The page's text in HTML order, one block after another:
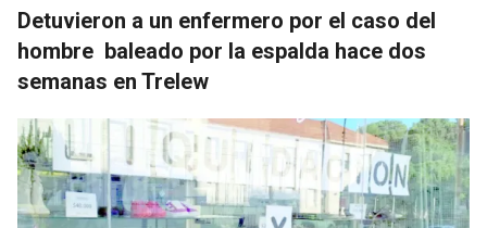
Detuvieron a un enfermero por el caso del
hombre baleado por la espalda hace dos
semanas en Trelew